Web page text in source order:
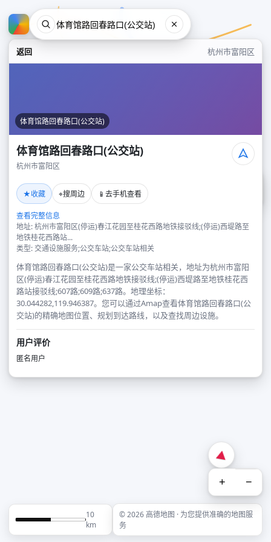
返回 杭州市富阳区
体育馆路回春路口(公交站)
体育馆路回春路口(公交站)
杭州市富阳区
★收藏 ⌖搜周边 📱 去手机查看
查看完整信息
地址: 杭州市富阳区(停运)春江花园至桂花西路地铁接驳线;(停运)西堤路至
地铁桂花西路站...
类型: 交通设施服务;公交车站;公交车站相关
体育馆路回春路口(公交站)是一家公交车站相关，地址为杭州市富阳
区(停运)春江花园至桂花西路地铁接驳线;(停运)西堤路至地铁桂花西
路站接驳线;607路;609路;637路。地理坐标：
30.044282,119.946387。您可以通过Amap查看体育馆路回春路口(公
交站)的精确地图位置、规划到达路线，以及查找周边设施。
用户评价
匿名用户
+ −
10
km
© 2026 高德地图 · 为您提供准确的地图服
务